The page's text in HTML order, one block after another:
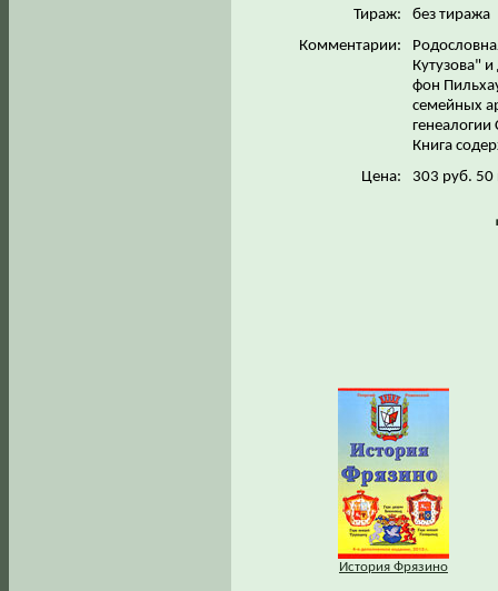
Тираж:
без тиража
Комментарии:
Кутузова"
фон
семейных
Книга
Цена:
303 руб. 50
История Фрязино